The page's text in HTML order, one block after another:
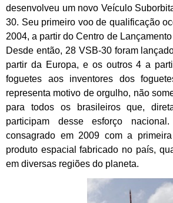
desenvolveu um novo Veículo
30. Seu primeiro voo de qualificação
2004, a partir do Centro de
Desde então, 28 VSB-30 foram
partir da Europa, e os outros 4 a
foguetes aos inventores dos
representa motivo de orgulho, não
para todos os brasileiros que,
participam desse esforço
consagrado em 2009 com a
produto espacial fabricado no país,
em diversas regiões do planeta.